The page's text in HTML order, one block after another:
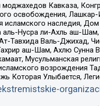
Кавказа,
освобождения,
наследия,
Нусра ли-Ахль аш-
Тавхида Валь-Джихад,
аш-Шам, Ахлю Сунна
Мусульманская
возрождения
Которая Улыбается,